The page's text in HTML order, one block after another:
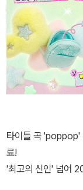
타이틀 곡 'poppop'
료!
'최고의 신인' 넘어